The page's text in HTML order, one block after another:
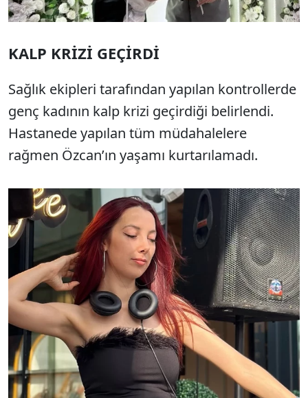
KALP KRİZİ GEÇİRDİ
Sağlık ekipleri tarafından yapılan kontrollerde
genç kadının kalp krizi geçirdiği belirlendi.
Hastanede yapılan tüm müdahalelere
rağmen Özcan’ın yaşamı kurtarılamadı.